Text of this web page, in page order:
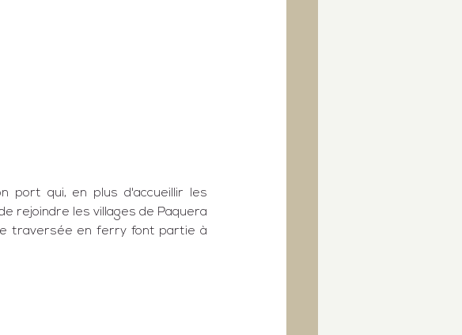
port qui, en plus d'accueillir les
rejoindre les villages de Paquera
traversée en ferry font partie à